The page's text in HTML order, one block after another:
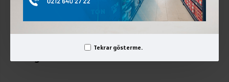
Tekrar gösterme.
Üyelik İşlemleri
İletişim